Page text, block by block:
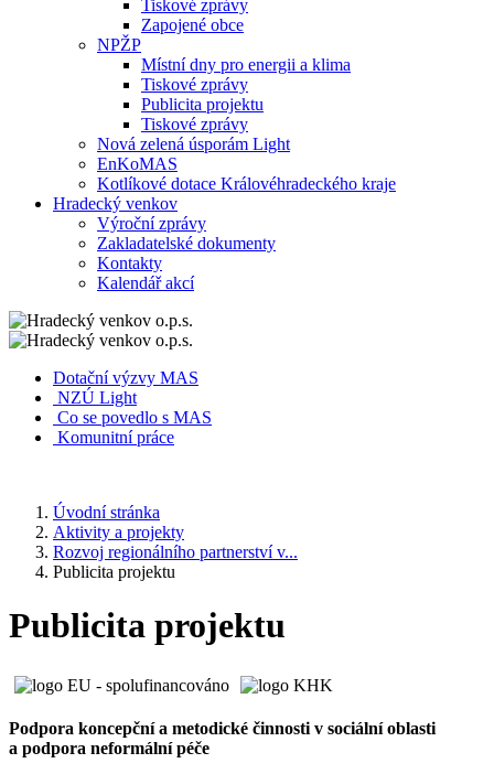
Tiskové zprávy
Zapojené obce
NPŽP
Místní dny pro energii a klima
Tiskové zprávy
Publicita projektu
Tiskové zprávy
Nová zelená úsporám Light
EnKoMAS
Kotlíkové dotace Královéhradeckého kraje
Hradecký venkov
Výroční zprávy
Zakladatelské dokumenty
Kontakty
Kalendář akcí
Dotační výzvy MAS
NZÚ Light
Co se povedlo s MAS
Komunitní práce
Úvodní stránka
Aktivity a projekty
Rozvoj regionálního partnerství v...
Publicita projektu
Publicita projektu
Podpora koncepční a metodické činnosti v sociální oblasti
a podpora neformální péče